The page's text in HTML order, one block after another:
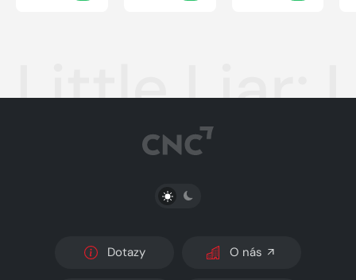
Little Liar:
PŘEPNOUT SVĚTLÝ/TMAVÝ REŽIM
Dotazy O nás